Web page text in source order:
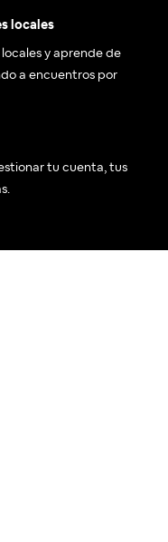
locales
y aprende de
a encuentros por
tu cuenta, tus